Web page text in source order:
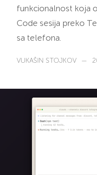
funkcionalnost koja
Code sesija preko
sa telefona.
VUKAŠIN STOJKOV —